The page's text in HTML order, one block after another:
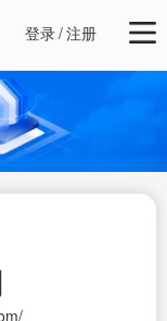
登录/注册